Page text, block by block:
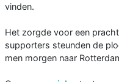
vinden.
Het zorgde voor een
supporters steunden de
men morgen naar